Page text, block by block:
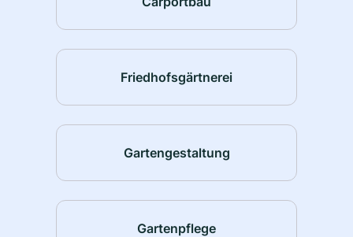
Friedhofsgärtnerei
Gartengestaltung
Gartenpflege